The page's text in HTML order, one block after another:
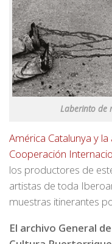
Laberinto de
América Catalunya y
Cooperación
los productores de
artistas de toda
muestras itinerantes
El archivo General